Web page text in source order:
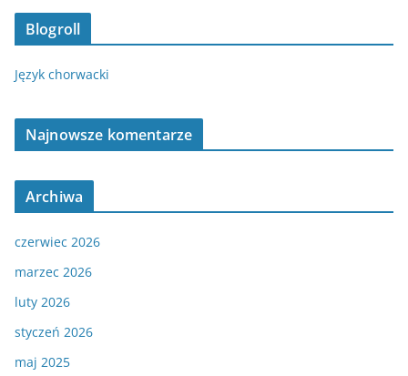
Blogroll
Język chorwacki
Najnowsze komentarze
Archiwa
czerwiec 2026
marzec 2026
luty 2026
styczeń 2026
maj 2025